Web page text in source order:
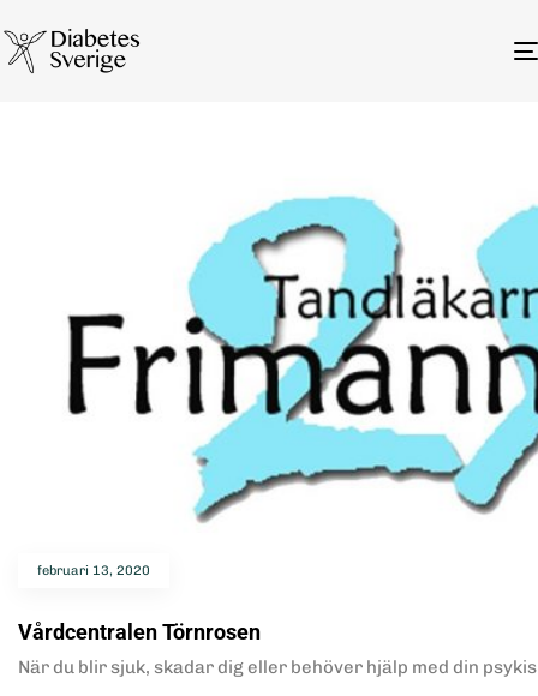
februari 13, 2020
Vårdcentralen Törnrosen
När du blir sjuk, skadar dig eller behöver hjälp med din